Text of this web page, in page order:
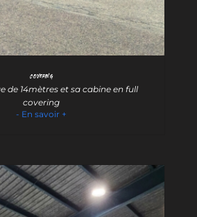
Covering
de 14mètres et sa cabine en full
covering
- En savoir +